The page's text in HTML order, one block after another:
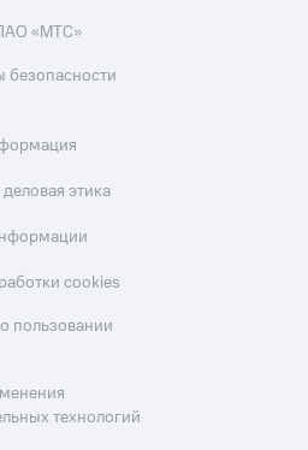
«МТС»
безопасности
этика
cookies
пользовании
технологий